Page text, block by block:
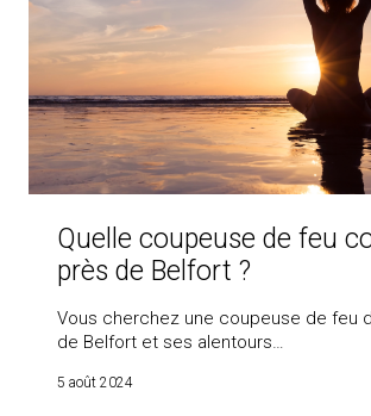
Quelle coupeuse de feu
près de Belfort ?
Vous cherchez une coupeuse de feu
de Belfort et ses alentours…
5 août 2024